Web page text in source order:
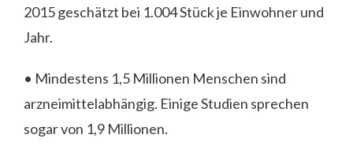
2015 geschätzt bei 1.004 Stück je Einwohner und
Jahr.
• Mindestens 1,5 Millionen Menschen sind
arzneimittelabhängig. Einige Studien sprechen
sogar von 1,9 Millionen.